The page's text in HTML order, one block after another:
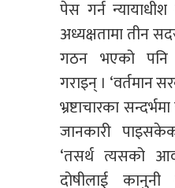
पेस गर्न न्यायाधीश
अध्यक्षतामा तीन
गठन भएको पनि
गराइन् । ‘वर्तमान
भ्रष्टाचारका
जानकारी
‘तसर्थ त्यसको
दोषीलाई कानुनी